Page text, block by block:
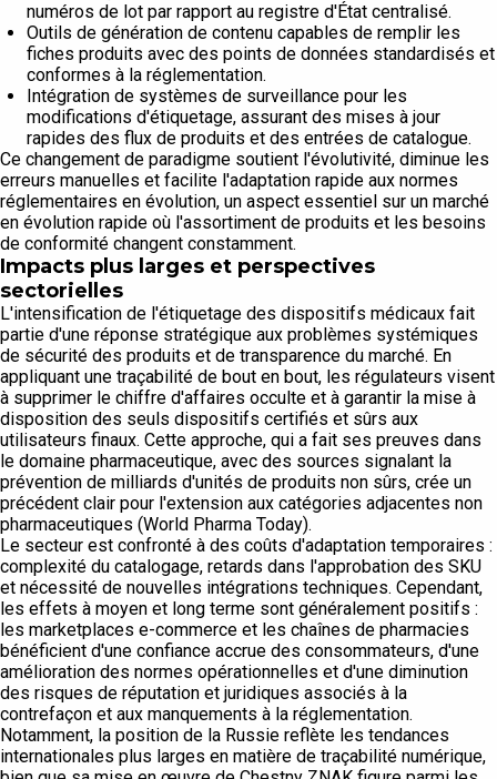
numéros de lot par rapport au registre d'État centralisé.
Outils de génération de contenu capables de remplir les
fiches produits avec des points de données standardisés et
conformes à la réglementation.
Intégration de systèmes de surveillance pour les
modifications d'étiquetage, assurant des mises à jour
rapides des flux de produits et des entrées de catalogue.
Ce changement de paradigme soutient l'évolutivité, diminue les
erreurs manuelles et facilite l'adaptation rapide aux normes
réglementaires en évolution, un aspect essentiel sur un marché
en évolution rapide où l'assortiment de produits et les besoins
de conformité changent constamment.
Impacts plus larges et perspectives
sectorielles
L'intensification de l'étiquetage des dispositifs médicaux fait
partie d'une réponse stratégique aux problèmes systémiques
de sécurité des produits et de transparence du marché. En
appliquant une traçabilité de bout en bout, les régulateurs visent
à supprimer le chiffre d'affaires occulte et à garantir la mise à
disposition des seuls dispositifs certifiés et sûrs aux
utilisateurs finaux. Cette approche, qui a fait ses preuves dans
le domaine pharmaceutique, avec des sources signalant la
prévention de milliards d'unités de produits non sûrs, crée un
précédent clair pour l'extension aux catégories adjacentes non
pharmaceutiques (World Pharma Today).
Le secteur est confronté à des coûts d'adaptation temporaires :
complexité du catalogage, retards dans l'approbation des SKU
et nécessité de nouvelles intégrations techniques. Cependant,
les effets à moyen et long terme sont généralement positifs :
les marketplaces e-commerce et les chaînes de pharmacies
bénéficient d'une confiance accrue des consommateurs, d'une
amélioration des normes opérationnelles et d'une diminution
des risques de réputation et juridiques associés à la
contrefaçon et aux manquements à la réglementation.
Notamment, la position de la Russie reflète les tendances
internationales plus larges en matière de traçabilité numérique,